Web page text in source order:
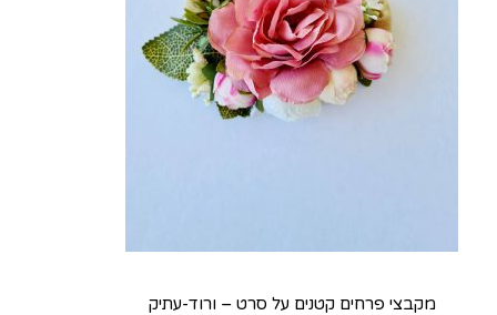
מקבצי פרחים קטנים על סרט – ורוד-עתיק